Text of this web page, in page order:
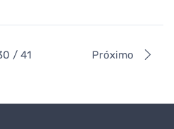
/ 41 Próximo